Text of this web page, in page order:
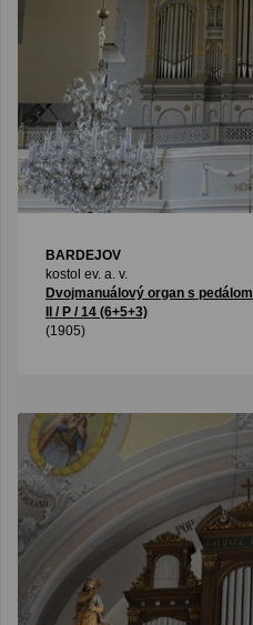
BARDEJOV
kostol ev. a. v.
Dvojmanuálový organ s pedálom
II / P / 14 (6+5+3)
(1905)